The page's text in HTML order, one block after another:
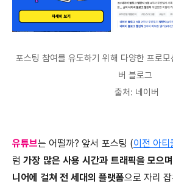
포스팅 참여를 유도하기 위해 다양한 프로
버 블로그
출처: 네이버
유튜브는 어떨까? 앞서 포스팅 (이전 아티
럼가장 많은 사용 시간과 트래픽을 모으
니어에 걸쳐 전 세대의 플랫폼으로 자리